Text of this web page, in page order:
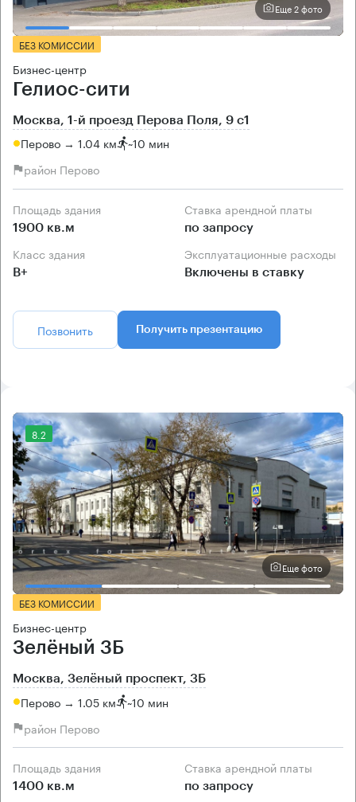
Еще 2 фото
БЕЗ КОМИССИИ
Бизнес-центр
Гелиос-сити
Москва, 1-й проезд Перова Поля, 9 с1
Перово → 1.04 км ~10 мин
район Перово
Площадь здания
1900 кв.м
Ставка арендной платы
по запросу
Класс здания
B+
Эксплуатационные расходы
Включены в ставку
Позвонить Получить презентацию
8.2
Еще фото
БЕЗ КОМИССИИ
Бизнес-центр
Зелёный 3Б
Москва, Зелёный проспект, 3Б
Перово → 1.05 км ~10 мин
район Перово
Площадь здания
1400 кв.м
Ставка арендной платы
по запросу